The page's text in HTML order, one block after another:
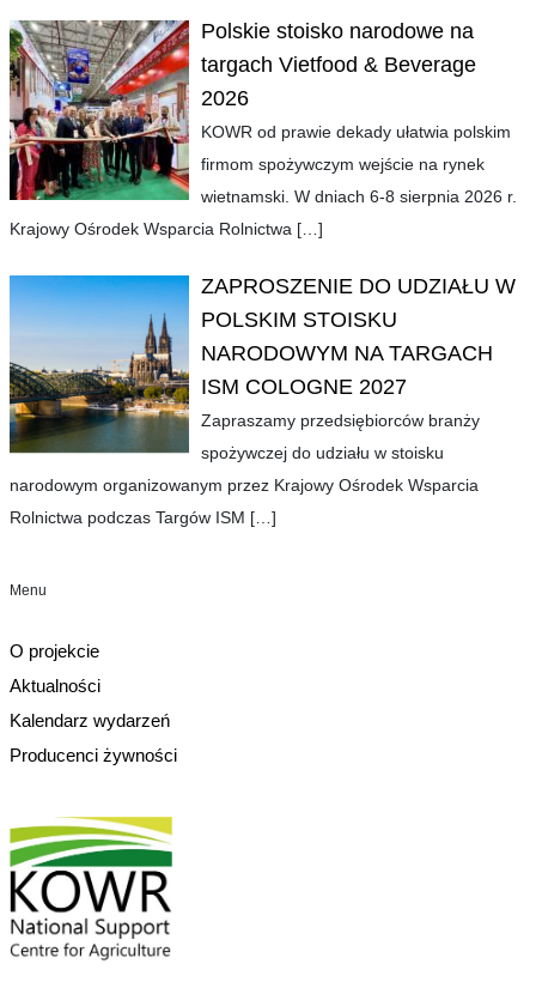
Polskie stoisko narodowe na
targach Vietfood & Beverage
2026
KOWR od prawie dekady ułatwia polskim
firmom spożywczym wejście na rynek
wietnamski. W dniach 6-8 sierpnia 2026 r.
Krajowy Ośrodek Wsparcia Rolnictwa […]
ZAPROSZENIE DO UDZIAŁU W
POLSKIM STOISKU
NARODOWYM NA TARGACH
ISM COLOGNE 2027
Zapraszamy przedsiębiorców branży
spożywczej do udziału w stoisku
narodowym organizowanym przez Krajowy Ośrodek Wsparcia
Rolnictwa podczas Targów ISM […]
Menu
O projekcie
Aktualności
Kalendarz wydarzeń
Producenci żywności